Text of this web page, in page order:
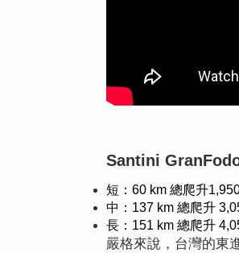
Santini
短：60 km 總爬升
中：137 km 總爬升
長：151 km 總爬升
嚴格來說，台灣的東